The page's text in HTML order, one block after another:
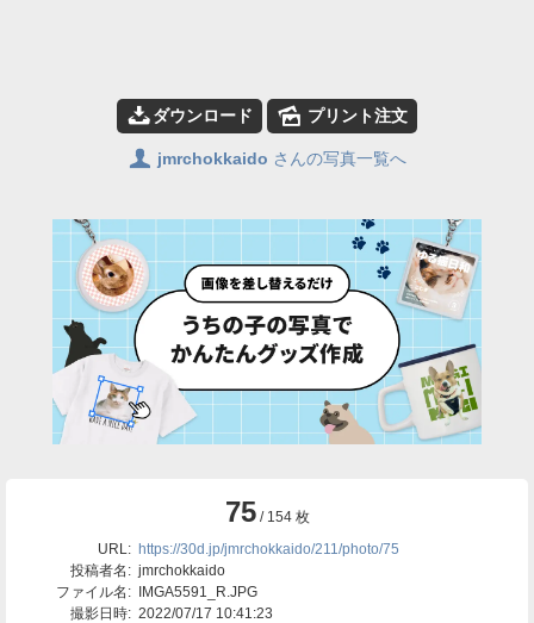
📥ダウンロード 🌄 プリント注文
👤 jmrchokkaido さんの写真一覧へ
75 / 154 枚
URL: https://30d.jp/jmrchokkaido/211/photo/75
投稿者名: jmrchokkaido
ファイル名: IMGA5591_R.JPG
撮影日時: 2022/07/17 10:41:23